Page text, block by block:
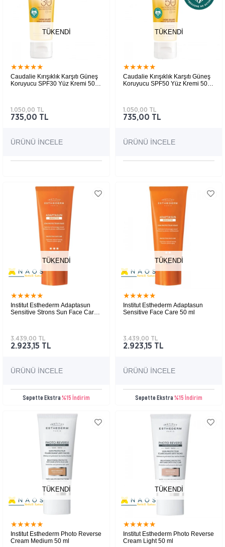
TÜKENDI
★★★★★
Caudalie Kırışıklık Karşıtı Güneş
Koruyucu SPF30 Yüz Kremi 50
735,00 TL
1.050,00 TL
ÜRÜNÜ İNCELE
TÜKENDI
★★★★★
Caudalie Kırışıklık Karşıtı Güneş
Koruyucu SPF50 Yüz Kremi 50
735,00 TL
1.050,00 TL
ÜRÜNÜ İNCELE
TÜKENDI
★★★★★
Institut Esthederm Adaptasun
Sensitive Strons Sun Face Care
2.923,15 TL
3.439,00 TL
Sepette Ekstra%15 İndirim
ÜRÜNÜ İNCELE
TÜKENDI
★★★★★
Institut Esthederm Adaptasun
Sensitive Face Care 50 ml
2.923,15 TL
3.439,00 TL
Sepette Ekstra%15 İndirim
ÜRÜNÜ İNCELE
TÜKENDI
★★★★★
Institut Esthederm Photo Reverse
Cream Medium 50 ml
TÜKENDI
★★★★★
Institut Esthederm Photo Reverse
Cream Light 50 ml